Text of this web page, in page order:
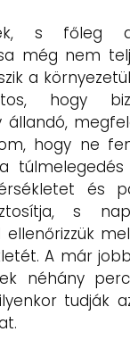
s főleg a
még nem
a
hogy
állandó,
hogy ne
túlmelegedés
és
s
ellenőrizzük
A már
néhány
tudják